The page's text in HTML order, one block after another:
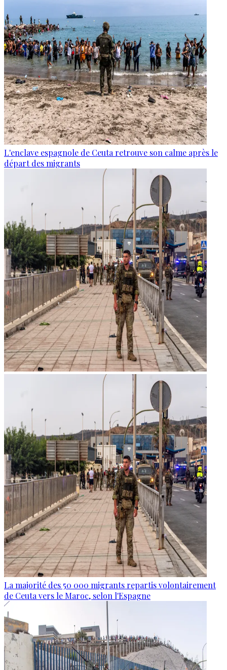
L'enclave espagnole de Ceuta retrouve son calme après le
départ des migrants
La majorité des 50 000 migrants repartis volontairement
de Ceuta vers le Maroc, selon l'Espagne